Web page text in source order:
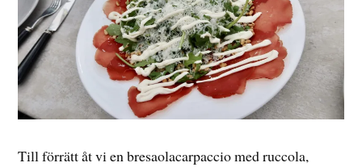
Till förrätt åt vi en bresaolacarpaccio med ruccola,